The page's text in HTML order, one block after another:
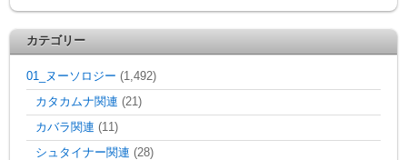
カテゴリー
01_ヌーソロジー (1,492)
カタカムナ関連 (21)
カバラ関連 (11)
シュタイナー関連 (28)